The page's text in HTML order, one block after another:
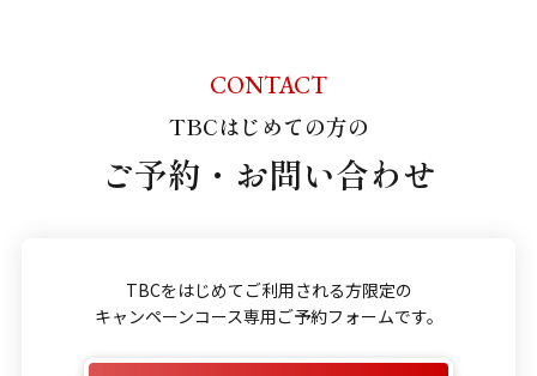
CONTACT
TBCはじめての方の
ご予約・お問い合わせ
TBCをはじめてご利用される方限定の
キャンペーンコース専用ご予約フォームです。